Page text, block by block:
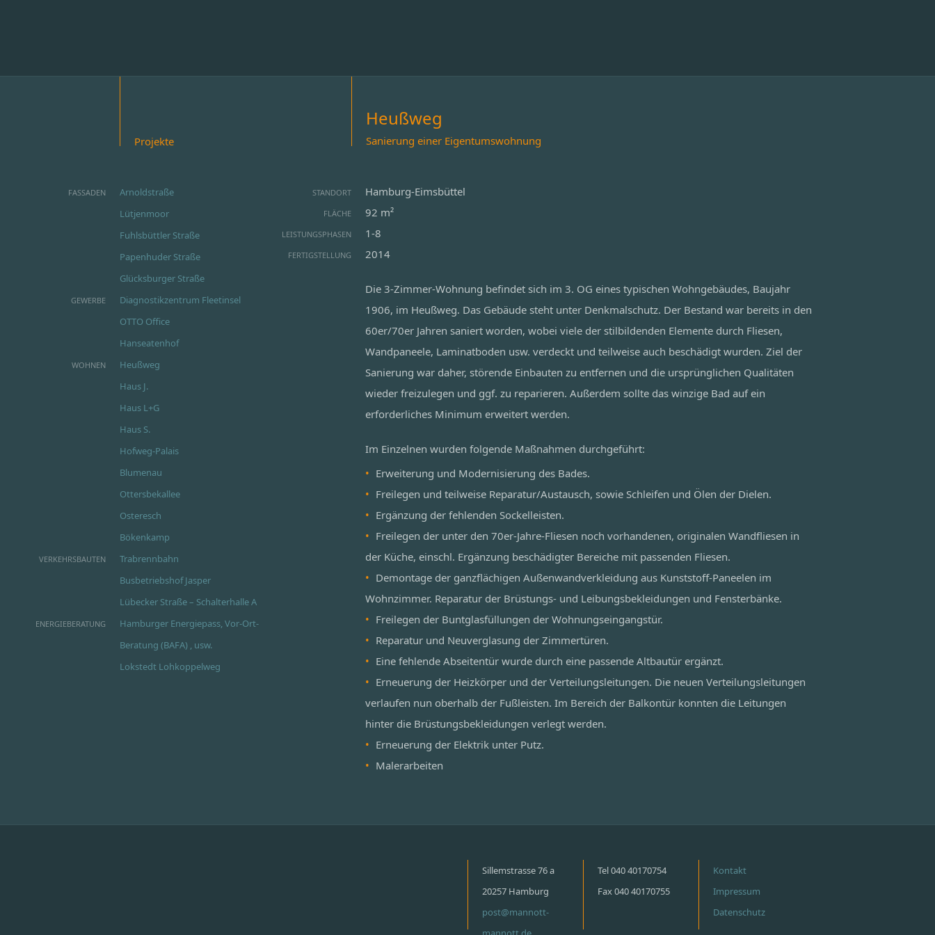
Projekte
FASSADEN
Arnoldstraße
Lütjenmoor
Fuhlsbüttler Straße
Papenhuder Straße
Glücksburger Straße
GEWERBE
Diagnostikzentrum Fleetinsel
OTTO Office
Hanseatenhof
WOHNEN
Heußweg
Haus J.
Haus L+G
Haus S.
Hofweg-Palais
Blumenau
Ottersbekallee
Osteresch
Bökenkamp
VERKEHRSBAUTEN
Trabrennbahn
Busbetriebshof Jasper
Lübecker Straße – Schalterhalle A
ENERGIEBERATUNG
Hamburger Energiepass, Vor-Ort-
Beratung (BAFA) , usw.
Lokstedt Lohkoppelweg
Heußweg
Sanierung einer Eigentumswohnung
STANDORT Hamburg-Eimsbüttel
FLÄCHE 92 m²
LEISTUNGSPHASEN 1-8
FERTIGSTELLUNG 2014
Die 3-Zimmer-Wohnung befindet sich im 3. OG eines typischen Wohngebäudes, Baujahr
1906, im Heußweg. Das Gebäude steht unter Denkmalschutz. Der Bestand war bereits in den
60er/70er Jahren saniert worden, wobei viele der stilbildenden Elemente durch Fliesen,
Wandpaneele, Laminatboden usw. verdeckt und teilweise auch beschädigt wurden. Ziel der
Sanierung war daher, störende Einbauten zu entfernen und die ursprünglichen Qualitäten
wieder freizulegen und ggf. zu reparieren. Außerdem sollte das winzige Bad auf ein
erforderliches Minimum erweitert werden.
Im Einzelnen wurden folgende Maßnahmen durchgeführt:
Erweiterung und Modernisierung des Bades.
Freilegen und teilweise Reparatur/Austausch, sowie Schleifen und Ölen der Dielen.
Ergänzung der fehlenden Sockelleisten.
Freilegen der unter den 70er-Jahre-Fliesen noch vorhandenen, originalen Wandfliesen in
der Küche, einschl. Ergänzung beschädigter Bereiche mit passenden Fliesen.
Demontage der ganzflächigen Außenwandverkleidung aus Kunststoff-Paneelen im
Wohnzimmer. Reparatur der Brüstungs- und Leibungsbekleidungen und Fensterbänke.
Freilegen der Buntglasfüllungen der Wohnungseingangstür.
Reparatur und Neuverglasung der Zimmertüren.
Eine fehlende Abseitentür wurde durch eine passende Altbautür ergänzt.
Erneuerung der Heizkörper und der Verteilungsleitungen. Die neuen Verteilungsleitungen
verlaufen nun oberhalb der Fußleisten. Im Bereich der Balkontür konnten die Leitungen
hinter die Brüstungsbekleidungen verlegt werden.
Erneuerung der Elektrik unter Putz.
Malerarbeiten
Sillemstrasse 76 a
20257 Hamburg
post@mannott-
Tel 040 40170754
Fax 040 40170755
Kontakt
Impressum
Datenschutz